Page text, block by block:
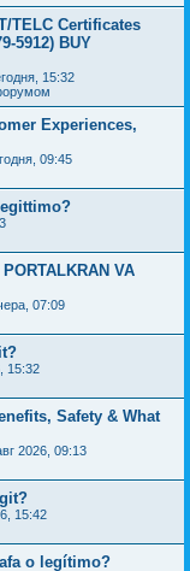
TELC Certificates
5912) BUY
15:32
Experiences,
09:45
VA
07:09
15:32
Safety & What
2026, 09:13
15:42
o legítimo?